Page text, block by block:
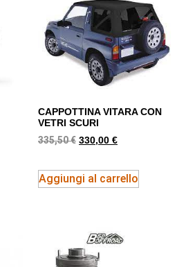
CAPPOTTINA VITARA CON
VETRI SCURI
335,50€ 330,00 €
Aggiungi al carrello